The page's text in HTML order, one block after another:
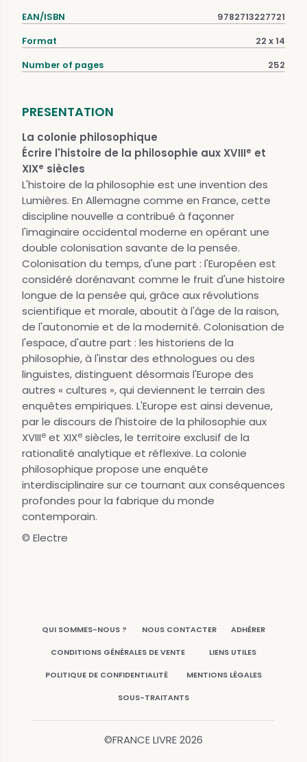
EAN/ISBN 9782713227721
Format 22 x 14
Number of pages 252
PRESENTATION
La colonie philosophique
Écrire l'histoire de la philosophie aux XVIIIe et
XIXe siècles
L'histoire de la philosophie est une invention des
Lumières. En Allemagne comme en France, cette
discipline nouvelle a contribué à façonner
l'imaginaire occidental moderne en opérant une
double colonisation savante de la pensée.
Colonisation du temps, d'une part : l'Européen est
considéré dorénavant comme le fruit d'une histoire
longue de la pensée qui, grâce aux révolutions
scientifique et morale, aboutit à l'âge de la raison,
de l'autonomie et de la modernité. Colonisation de
l'espace, d'autre part : les historiens de la
philosophie, à l'instar des ethnologues ou des
linguistes, distinguent désormais l'Europe des
autres « cultures », qui deviennent le terrain des
enquêtes empiriques. L'Europe est ainsi devenue,
par le discours de l'histoire de la philosophie aux
XVIIIe et XIXe siècles, le territoire exclusif de la
rationalité analytique et réflexive. La colonie
philosophique propose une enquête
interdisciplinaire sur ce tournant aux conséquences
profondes pour la fabrique du monde
contemporain.
© Electre
QUI SOMMES-NOUS ? NOUS CONTACTER ADHÉRER
CONDITIONS GÉNÉRALES DE VENTE LIENS UTILES
POLITIQUE DE CONFIDENTIALITÉ MENTIONS LÉGALES
SOUS-TRAITANTS
©FRANCE LIVRE2026